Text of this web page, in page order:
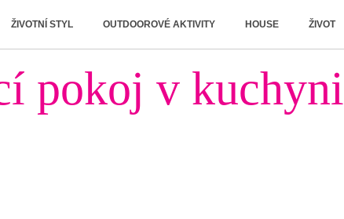
ŽIVOTNÍ STYL OUTDOOROVÉ AKTIVITY HOUSE ŽIVOT
pokoj v kuchyni